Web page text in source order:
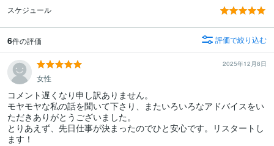
スケジュール
6件の評価 評価で絞り込む
2025年12月8日
女性
コメント遅くなり申し訳ありません。
モヤモヤな私の話を聞いて下さり、またいろいろなアドバイスをい
ただきありがとうございました。
とりあえず、先日仕事が決まったのでひと安心です。リスタートし
ます！